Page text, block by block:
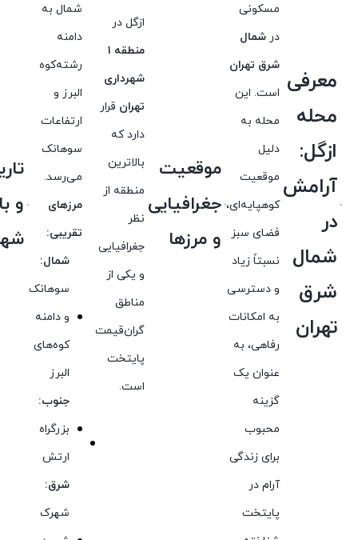
معرفی
محله
ازگل:
آرامش
در
شمال
شرق
تهران
مسکونی
در شمال
شرق تهران
است. این
محله به
دلیل
موقعیت
کوهپایه‌ای،
فضای سبز
نسبتاً زیاد
و دسترسی
به امکانات
رفاهی، به
عنوان یک
گزینه
محبوب
برای زندگی
آرام در
پایتخت
موقعیت
جغرافیایی
و مرزها
ازگل در
منطقه ۱
شهرداری
تهران قرار
دارد که
بالاترین
منطقه از
نظر
جغرافیایی
و یکی از
مناطق
گران‌قیمت
پایتخت
است.
شمال به
دامنه
رشته‌کوه
البرز و
ارتفاعات
سوهانک
می‌رسد.
مرزهای
تقریبی:
شمال:
سوهانک
و دامنه
کوه‌های
البرز
جنوب:
بزرگراه
ارتش
شرق:
شهرک
و